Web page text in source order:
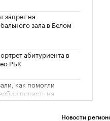
запрет на
зала в Белом
абитуриента в
РБК
как помогли
попасть на
Новости